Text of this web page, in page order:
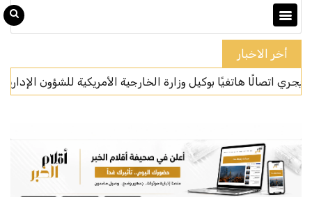
أخر الاخبار
هاتفيًا بوكيل وزارة الخارجية الأمريكية للشؤون الإدارية